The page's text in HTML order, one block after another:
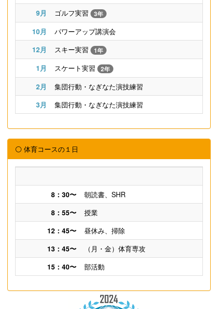
9月 ゴルフ実習 3年
10月
パワーアップ講演会
12月
スキー実習 1年
1月 スケート実習 2年
2月
集団行動・なぎなた演技練習
3月
集団行動・なぎなた演技練習
⚪ 体育コースの１日
8：30〜
朝読書、SHR
8：55〜
授業
12：45〜
昼休み、掃除
13：45〜
（月・金）体育専攻
15：40〜
部活動